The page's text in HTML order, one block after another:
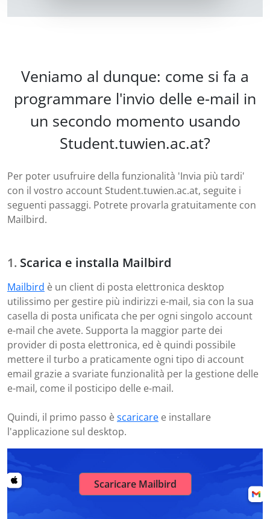
Veniamo al dunque: come si fa a
programmare l'invio delle e-mail in
un secondo momento usando
Student.tuwien.ac.at?
Per poter usufruire della funzionalità 'Invia più tardi'
con il vostro account Student.tuwien.ac.at, seguite i
seguenti passaggi. Potrete provarla gratuitamente con
Mailbird.
Scarica e installa Mailbird
Mailbird è un client di posta elettronica desktop
utilissimo per gestire più indirizzi e-mail, sia con la sua
casella di posta unificata che per ogni singolo account
e-mail che avete. Supporta la maggior parte dei
provider di posta elettronica, ed è quindi possibile
mettere il turbo a praticamente ogni tipo di account
email grazie a svariate funzionalità per la gestione delle
e-mail, come il posticipo delle e-mail.
Quindi, il primo passo èscaricare e installare
l'applicazione sul desktop.
Scaricare Mailbird